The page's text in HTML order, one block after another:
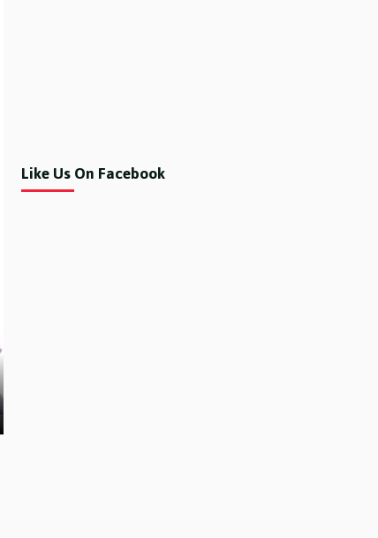
Like Us On Facebook